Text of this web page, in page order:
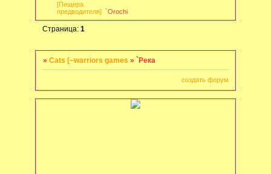
[Пещера
предводителя] `Orochi
Страница:1
»Cats [~warriors games » `Река
создать форум